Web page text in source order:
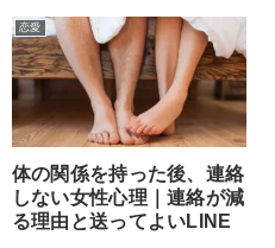
恋愛
体の関係を持った後、連絡
しない女性心理｜連絡が減
る理由と送ってよいLINE